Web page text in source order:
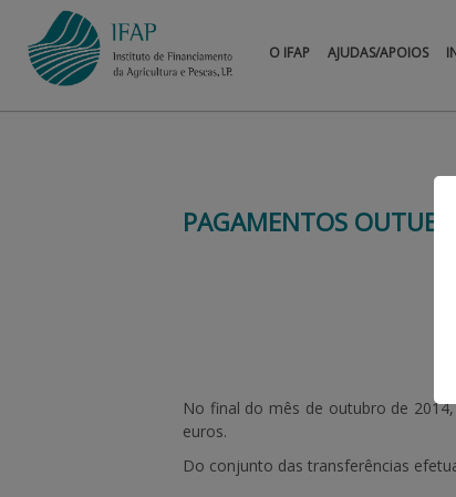
O IFAP AJUDAS/APOIOS
PAGAMENTOS
No final do mês de outubro de
euros.
Do conjunto das transferências